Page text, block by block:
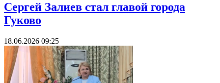
Сергей Залиев стал главой города
Гуково
18.06.2026 09:25